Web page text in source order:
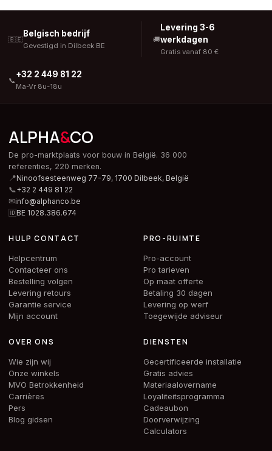
🇧🇪
Belgisch bedrijf
Gevestigd in Dilbeek BE
🚚
Levering 3-6
werkdagen
Gratis vanaf 80 €
📞
+32 2 449 81 22
Ma-Vr 8u-18u
ALPHA&CO
De pro-marktplaats voor bouw in België. 36 000
referenties, 220 merken.
📍Ninoofsesteenweg 77-79, 1700 Dilbeek, België
📞+32 2 449 81 22
✉info@alphanco.be
🆔BE 1028.386.674
HULP CONTACT
Helpcentrum
Contacteer ons
Bestelling volgen
Levering retours
Garantie service
Mijn account
PRO-RUIMTE
Pro-account
Pro tarieven
Op maat offerte
Betaling 30 dagen
Levering op werf
Toegewijde adviseur
OVER ONS
Wie zijn wij
Onze winkels
MVO Betrokkenheid
Carrières
Pers
Blog gidsen
DIENSTEN
Gecertificeerde installatie
Gratis advies
Materiaalovername
Loyaliteitsprogramma
Cadeaubon
Doorverwijzing
Calculators